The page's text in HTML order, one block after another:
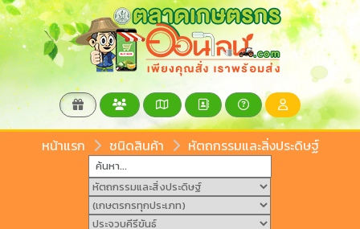
หน้าแรก ชนิดสินค้า หัตถกรรมและสิ่งประดิษฐ์